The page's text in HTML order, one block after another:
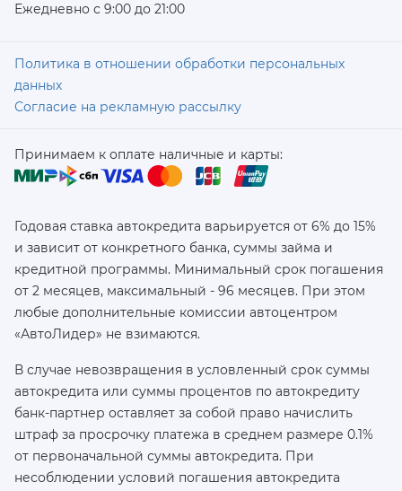
Ежедневно с 9:00 до 21:00
Политика в отношении обработки персональных
данных
Согласие на рекламную рассылку
Принимаем к оплате наличные и карты:
Годовая ставка автокредита варьируется от 6% до 15%
и зависит от конкретного банка, суммы займа и
кредитной программы. Минимальный срок погашения
от 2 месяцев, максимальный - 96 месяцев. При этом
любые дополнительные комиссии автоцентром
«АвтоЛидер» не взимаются.
В случае невозвращения в условленный срок суммы
автокредита или суммы процентов по автокредиту
банк-партнер оставляет за собой право начислить
штраф за просрочку платежа в среднем размере 0.1%
от первоначальной суммы автокредита. При
несоблюдении условий погашения автокредита